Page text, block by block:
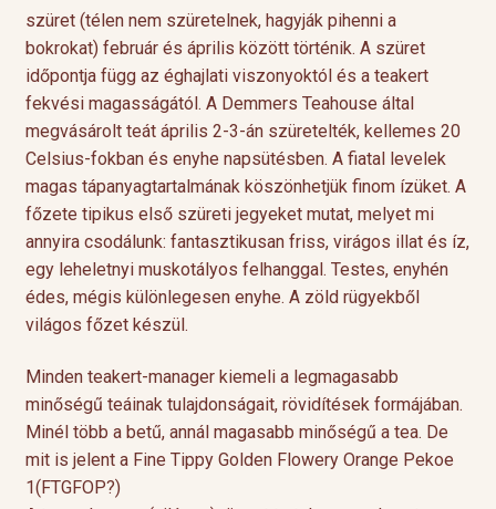
szüret (télen nem szüretelnek, hagyják pihenni a
bokrokat) február és április között történik. A szüret
időpontja függ az éghajlati viszonyoktól és a teakert
fekvési magasságától. A Demmers Teahouse által
megvásárolt teát április 2-3-án szüretelték, kellemes 20
Celsius-fokban és enyhe napsütésben. A fiatal levelek
magas tápanyagtartalmának köszönhetjük finom ízüket. A
főzete tipikus első szüreti jegyeket mutat, melyet mi
annyira csodálunk: fantasztikusan friss, virágos illat és íz,
egy leheletnyi muskotályos felhanggal. Testes, enyhén
édes, mégis különlegesen enyhe. A zöld rügyekből
világos főzet készül.
Minden teakert-manager kiemeli a legmagasabb
minőségű teáinak tulajdonságait, rövidítések formájában.
Minél több a betű, annál magasabb minőségű a tea. De
mit is jelent a Fine Tippy Golden Flowery Orange Pekoe
1(FTGFOP?)